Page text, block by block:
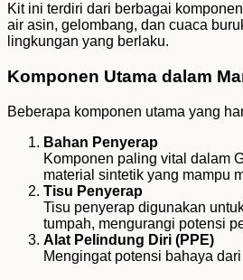
Kit ini terdiri dari berbagai
air asin, gelombang, dan cuaca
lingkungan yang berlaku.
Komponen Utama dalam
Beberapa komponen utama yang
Bahan Penyerap
Komponen paling vital dalam
material sintetik yang mampu
Tisu Penyerap
Tisu penyerap digunakan
tumpah, mengurangi potensi
Alat Pelindung Diri (PPE)
Mengingat potensi bahaya